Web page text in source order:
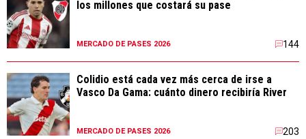
los millones que costará su pase
MERCADO DE PASES 2026 144
Colidio está cada vez más cerca de irse a
Vasco Da Gama: cuánto dinero recibiría River
MERCADO DE PASES 2026 203